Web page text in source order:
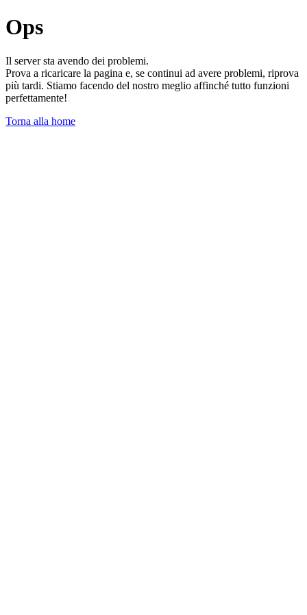
Ops
Il server sta avendo dei problemi.
Prova a ricaricare la pagina e, se continui ad avere problemi, riprova
più tardi. Stiamo facendo del nostro meglio affinché tutto funzioni
perfettamente!
Torna alla home